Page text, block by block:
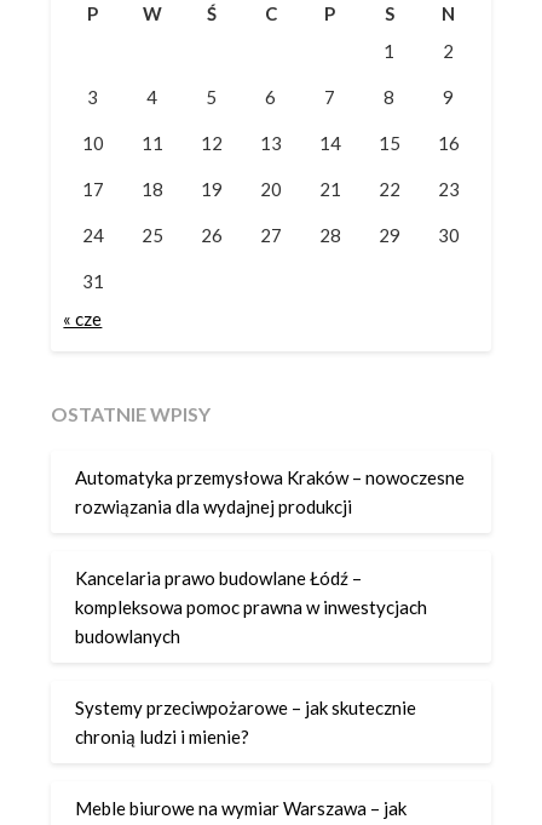
P W Ś C P S
N
1
2
3 4 5 6 7 8 9
10 11 12 13 14 15 16
17 18 19 20 21 22 23
24 25 26 27 28 29 30
31
« cze
OSTATNIE WPISY
Automatyka przemysłowa Kraków – nowoczesne
rozwiązania dla wydajnej produkcji
Kancelaria prawo budowlane Łódź –
kompleksowa pomoc prawna w inwestycjach
budowlanych
Systemy przeciwpożarowe – jak skutecznie
chronią ludzi i mienie?
Meble biurowe na wymiar Warszawa – jak